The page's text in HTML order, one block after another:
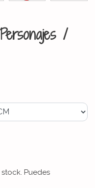
/
Puedes